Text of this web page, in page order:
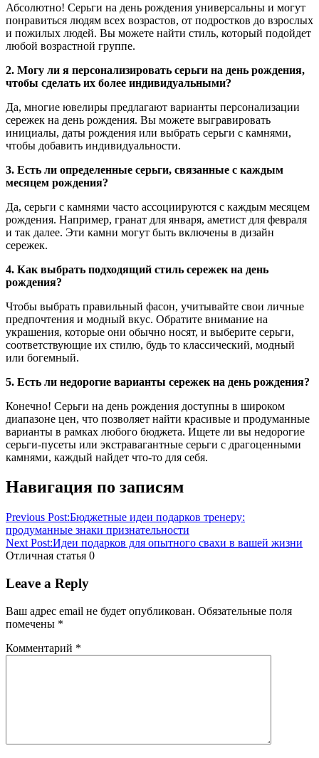
Абсолютно! Серьги на день рождения универсальны и могут
понравиться людям всех возрастов, от подростков до взрослых
и пожилых людей. Вы можете найти стиль, который подойдет
любой возрастной группе.
2. Могу ли я персонализировать серьги на день рождения,
чтобы сделать их более индивидуальными?
Да, многие ювелиры предлагают варианты персонализации
сережек на день рождения. Вы можете выгравировать
инициалы, даты рождения или выбрать серьги с камнями,
чтобы добавить индивидуальности.
3. Есть ли определенные серьги, связанные с каждым
месяцем рождения?
Да, серьги с камнями часто ассоциируются с каждым месяцем
рождения. Например, гранат для января, аметист для февраля
и так далее. Эти камни могут быть включены в дизайн
сережек.
4. Как выбрать подходящий стиль сережек на день
рождения?
Чтобы выбрать правильный фасон, учитывайте свои личные
предпочтения и модный вкус. Обратите внимание на
украшения, которые они обычно носят, и выберите серьги,
соответствующие их стилю, будь то классический, модный
или богемный.
5. Есть ли недорогие варианты сережек на день рождения?
Конечно! Серьги на день рождения доступны в широком
диапазоне цен, что позволяет найти красивые и продуманные
варианты в рамках любого бюджета. Ищете ли вы недорогие
серьги-пусеты или экстравагантные серьги с драгоценными
камнями, каждый найдет что-то для себя.
Навигация по записям
Previous Post:Бюджетные идеи подарков тренеру:
продуманные знаки признательности
Next Post:Идеи подарков для опытного свахи в вашей жизни
Отличная статья 0
Leave a Reply
Ваш адрес email не будет опубликован. Обязательные поля
помечены *
Комментарий *